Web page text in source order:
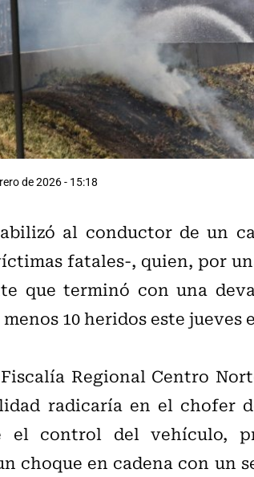
de 2026 - 15:18
al conductor de un
fatales-, quien, por
que terminó con una
10 heridos este jueves
Regional Centro
radicaría en el chofer
el control del vehículo,
choque en cadena con un